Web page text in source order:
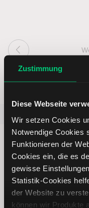
Zustimmung
Diese Webseite
Wir setzen Cookies
Notwendige Cookies
Funktionieren der
Cookies ein, die es
gewisse
Statistik-Cookies
der Website zu
können wir Produkte
Immer up
Newslettern